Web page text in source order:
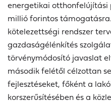
energetikai
millió forintos
kötelezettségi rendszer
gazdaságélénkítés
törvénymódosító javaslat
második felétől célzottan
fejlesztéseket, főként a
korszerűsítésében és a